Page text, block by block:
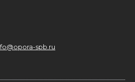
spb.ru